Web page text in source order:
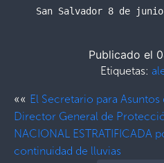
San Salvador 8 de
Publicado el
Etiquetas:
«« El Secretario para
Director General de
NACIONAL
continuidad de lluvias